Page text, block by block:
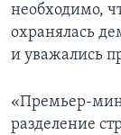
необходимо,
охранялась
и уважались
«Премьер-
разделение